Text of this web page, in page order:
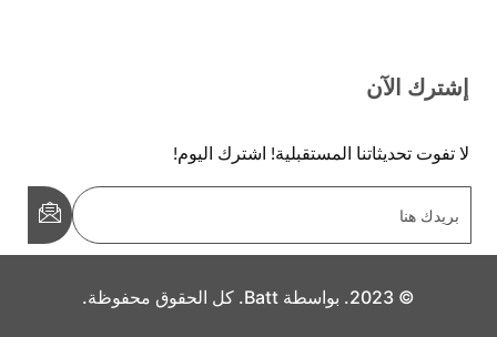
إشترك الآن
لا تفوت تحديثاتنا المستقبلية! اشترك اليوم!
© 2023. بواسطة Batt. كل الحقوق محفوظة.